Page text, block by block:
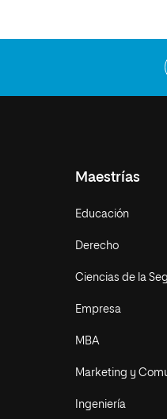
Maestrías
Educación
Derecho
Ciencias de la
Empresa
MBA
Marketing y
Ingeniería